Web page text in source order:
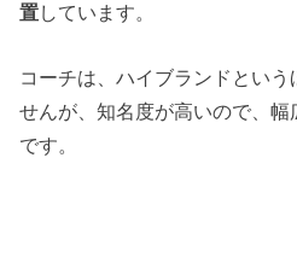
置しています。
コーチは、ハイブランドという
せんが、知名度が高いので、
です。